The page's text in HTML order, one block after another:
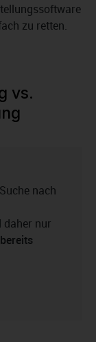
zu retten.
vs.
nach
daher nur
bereits